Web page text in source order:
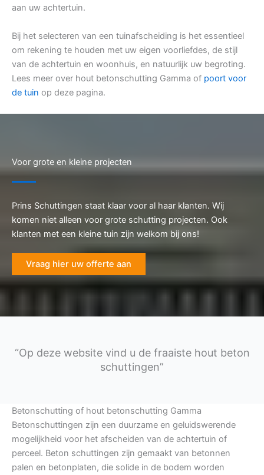
aan uw achtertuin.
Bij het selecteren van een tuinafscheiding is het essentieel
om rekening te houden met uw eigen voorliefdes, de stijl
van de achtertuin en woonhuis, en natuurlijk uw begroting.
Lees meer over hout betonschutting Gamma of poort voor
de tuin op deze pagina.
Voor grote en kleine projecten
Prins Schuttingen staat klaar voor al haar klanten. Wij
komen niet alleen voor grote schutting projecten. Ook
klanten met een kleine tuin zijn welkom bij ons!
Vraag hier uw offerte aan
“Op deze website vind u de fraaiste hout beton
schuttingen”
Betonschutting of hout betonschutting Gamma
Betonschuttingen zijn een duurzame en geluidswerende
mogelijkheid voor het afscheiden van de achtertuin of
perceel. Beton schuttingen zijn gemaakt van betonnen
palen en betonplaten, die solide in de bodem worden